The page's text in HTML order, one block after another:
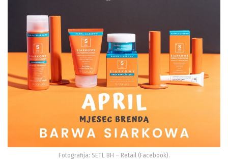
Fotografija: SETL BH – Retail (Facebook).